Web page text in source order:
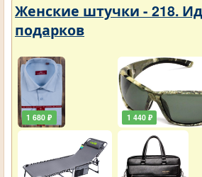
Женские штучки - 218.
подарков
1 680 ₽ 1 440 ₽